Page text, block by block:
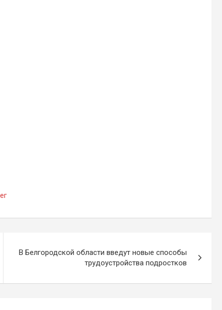
В Белгородской области введут новые способы
трудоустройства подростков